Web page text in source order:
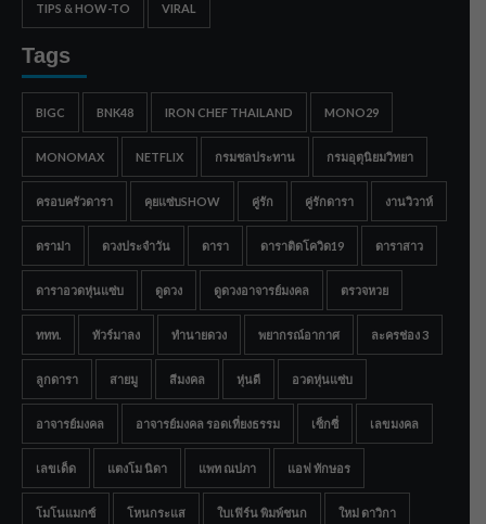
TIPS & HOW-TO VIRAL
Tags
BIGC BNK48 IRON CHEF THAILAND MONO29
MONOMAX NETFLIX กรมชลประทาน กรมอุตุนิยมวิทยา
ครอบครัวดารา คุยแซ่บSHOW คู่รัก คู่รักดารา งานวิวาห์
ดราม่า ดวงประจำวัน ดารา ดาราติดโควิด19 ดาราสาว
ดาราอวดหุ่นแซ่บ ดูดวง ดูดวงอาจารย์มงคล ตรวจหวย
ททท. ทัวร์มาลง ทำนายดวง พยากรณ์อากาศ ละครช่อง 3
ลูกดารา สายมู สีมงคล หุ่นดี อวดหุ่นแซ่บ
อาจารย์มงคล อาจารย์มงคล รอดเที่ยงธรรม เซ็กซี่ เลขมงคล
เลขเด็ด แตงโม นิดา แพท ณปภา แอฟ ทักษอร
โมโนแมกซ์ โหนกระแส ใบเฟิร์น พิมพ์ชนก ใหม่ ดาวิกา